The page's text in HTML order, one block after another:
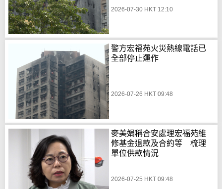
2026-07-30 HKT 12:10
警方宏福苑火災熱線電話已
全部停止運作
2026-07-26 HKT 09:48
麥美娟稱合安處理宏福苑維
修基金退款及合約等 梳理
單位供款情況
2026-07-25 HKT 09:48